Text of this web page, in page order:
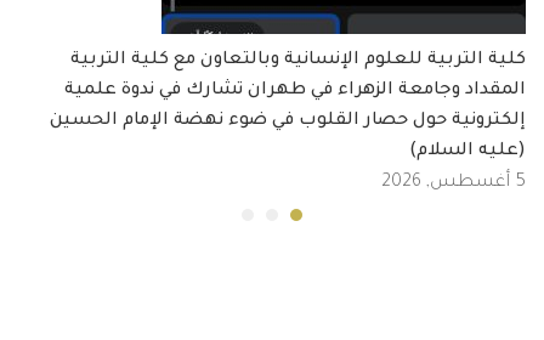
كلية التربية للعلوم الإنسانية وبالتعاون مع كلية التربية
المقداد وجامعة الزهراء في طهران تشارك في ندوة علمية
إلكترونية حول حصار القلوب في ضوء نهضة الإمام الحسين
(عليه السلام)
5 أغسطس, 2026